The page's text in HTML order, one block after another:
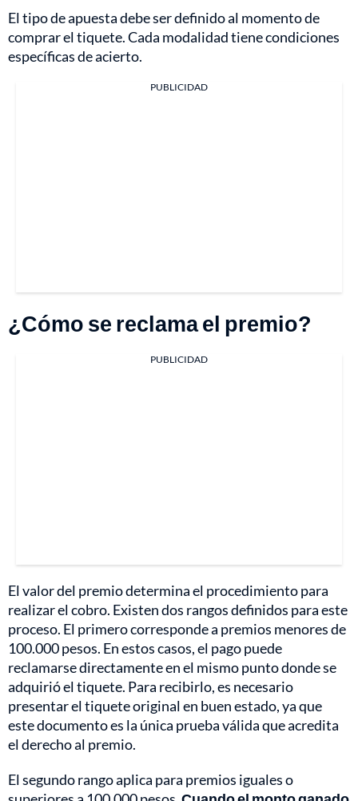
El tipo de apuesta debe ser definido al momento de
comprar el tiquete. Cada modalidad tiene condiciones
específicas de acierto.
PUBLICIDAD
¿Cómo se reclama el premio?
PUBLICIDAD
El valor del premio determina el procedimiento para
realizar el cobro. Existen dos rangos definidos para este
proceso. El primero corresponde a premios menores de
100.000 pesos. En estos casos, el pago puede
reclamarse directamente en el mismo punto donde se
adquirió el tiquete. Para recibirlo, es necesario
presentar el tiquete original en buen estado, ya que
este documento es la única prueba válida que acredita
el derecho al premio.
El segundo rango aplica para premios iguales o